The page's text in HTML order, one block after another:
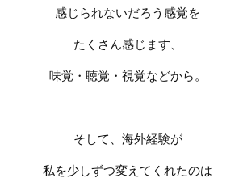
感じられないだろう感覚を
たくさん感じます、
味覚・聴覚・視覚などから。
そして、海外経験が
私を少しずつ変えてくれたのは